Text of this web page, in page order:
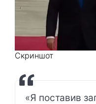
Скриншот
«Я поставив